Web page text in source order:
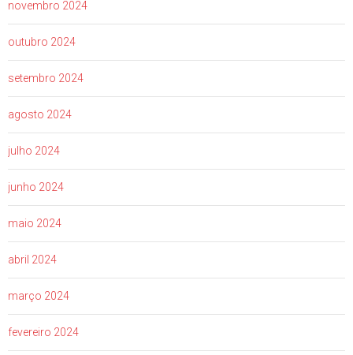
novembro 2024
outubro 2024
setembro 2024
agosto 2024
julho 2024
junho 2024
maio 2024
abril 2024
março 2024
fevereiro 2024